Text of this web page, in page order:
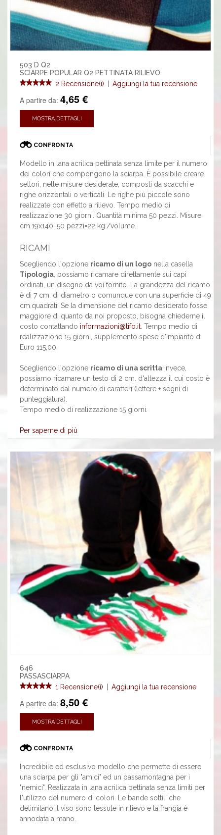
503 D Q2
SCIARPE POPULAR Q2 PETTINATA RILIEVO
2 Recensione(i)
Aggiungi la tua recensione
A partire da: 4,65 €
MOSTRA DETTAGLI
CONFRONTA
Modello in lana acrilica pettinata senza limite per il numero
dei colori che compongono la sciarpa. È possibile creare
settori, nelle misure desiderate, composti da scacchi e
righe orizzontali o verticali. Le righe più piccole sono
realizzate con effetto a rilievo. Tempo medio di
realizzazione 30 giorni. Quantità minima 50 pezzi. Misure:
cm.19x140, 50 pezzi=22 kg./volume.
RICAMI
Scegliendo l'opzione ricamo di un logo nella casella
Tipologia, possiamo ricamare direttamente sui capi
ordinati, un disegno da voi fornito. La grandezza del ricamo
è di 7 cm. di diametro o comunque con una superficie di 49
cm.quadrati. Se la dimensione del ricamo desiderato fosse
maggiore di quanto da noi proposto, bisogna chiederne il
costo contattando informazioni@tifo.it. Tempo medio di
realizzazione 15 giorni, supplemento spese d'impianto di
Euro 115,00.
Scegliendo l'opzione ricamo di una scritta invece,
possiamo ricamare un testo di 2 cm. d'altezza il cui costo è
determinato dal numero di caratteri (lettere + segni di
punteggiatura).
Tempo medio di realizzazione 15 giorni.
Per saperne di più
646
PASSASCIARPA
1 Recensione(i)
Aggiungi la tua recensione
A partire da: 8,50 €
MOSTRA DETTAGLI
CONFRONTA
Incredibile ed esclusivo modello che permette di essere
una sciarpa per gli "amici" ed un passamontagna per i
"nemici". Realizzata in lana acrilica pettinata senza limiti per
l'utilizzo del numero di colori. Le bande sottili che
delimitano il viso sono tessute in rilievo e la frangia è
annodata a mano.